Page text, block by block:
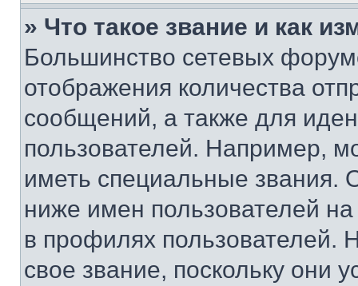
» Что такое звание и как
Большинство сетевых
отображения количества
сообщений, а также для
пользователей. Например,
иметь специальные звания.
ниже имен пользователей
в профилях
свое звание, поскольку они